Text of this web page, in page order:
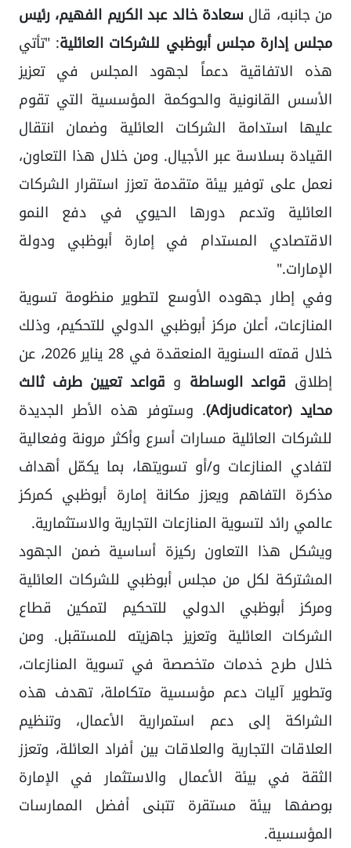
من جانبه، قال سعادة خالد عبد الكريم الفهيم، رئيس
مجلس إدارة مجلس أبوظبي للشركات العائلية: "تأتي
هذه الاتفاقية دعماً لجهود المجلس في تعزيز
الأسس القانونية والحوكمة المؤسسية التي تقوم
عليها استدامة الشركات العائلية وضمان انتقال
القيادة بسلاسة عبر الأجيال. ومن خلال هذا التعاون،
نعمل على توفير بيئة متقدمة تعزز استقرار الشركات
العائلية وتدعم دورها الحيوي في دفع النمو
الاقتصادي المستدام في إمارة أبوظبي ودولة
الإمارات."
وفي إطار جهوده الأوسع لتطوير منظومة تسوية
المنازعات، أعلن مركز أبوظبي الدولي للتحكيم، وذلك
خلال قمته السنوية المنعقدة في 28 يناير 2026، عن
إطلاق قواعد الوساطة و قواعد تعيين طرف ثالث
محايد (Adjudicator)
. وستوفر هذه الأطر الجديدة
للشركات العائلية مسارات أسرع وأكثر مرونة وفعالية
لتفادي المنازعات و/أو تسويتها، بما يكمّل أهداف
مذكرة التفاهم ويعزز مكانة إمارة أبوظبي كمركز
عالمي رائد لتسوية المنازعات التجارية والاستثمارية.
ويشكل هذا التعاون ركيزة أساسية ضمن الجهود
المشتركة لكل من مجلس أبوظبي للشركات العائلية
ومركز أبوظبي الدولي للتحكيم لتمكين قطاع
الشركات العائلية وتعزيز جاهزيته للمستقبل. ومن
خلال طرح خدمات متخصصة في تسوية المنازعات،
وتطوير آليات دعم مؤسسية متكاملة، تهدف هذه
الشراكة إلى دعم استمرارية الأعمال، وتنظيم
العلاقات التجارية والعلاقات بين أفراد العائلة، وتعزز
الثقة في بيئة الأعمال والاستثمار في الإمارة
بوصفها بيئة مستقرة تتبنى أفضل الممارسات
المؤسسية.